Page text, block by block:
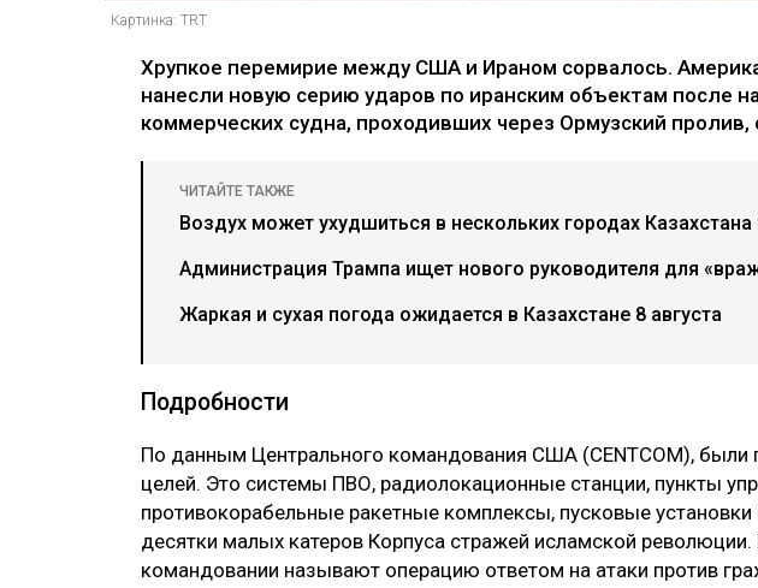
Картинка: TRT
Хрупкое перемирие между США и Ираном сорвалось.
нанесли новую серию ударов по иранским объектам после
коммерческих судна, проходивших через Ормузский пролив,
ЧИТАЙТЕ ТАКЖЕ
Воздух может ухудшиться в нескольких городах Казахстана
Администрация Трампа ищет нового руководителя для
Жаркая и сухая погода ожидается в Казахстане 8 августа
Подробности
По данным Центрального командования США (CENTCOM),
целей. Это системы ПВО, радиолокационные станции, пункты
противокорабельные ракетные комплексы, пусковые установки
десятки малых катеров Корпуса стражей исламской
командовании называют операцию ответом на атаки против